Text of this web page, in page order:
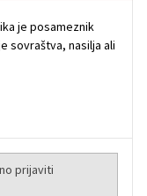
je posameznik
sovraštva, nasilja ali